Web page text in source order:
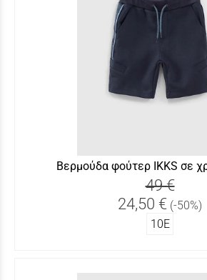
Βερμούδα φούτερ IKKS σε
49 €
24,50 € (-50%)
10Ε